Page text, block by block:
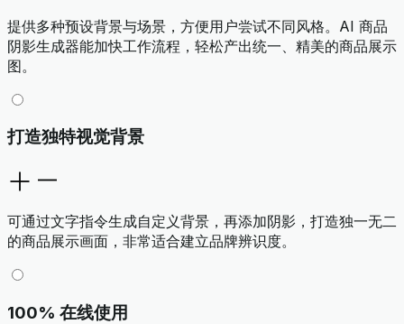
提供多种预设背景与场景，方便用户尝试不同风格。AI 商品
阴影生成器能加快工作流程，轻松产出统一、精美的商品展示
图。
打造独特视觉背景
可通过文字指令生成自定义背景，再添加阴影，打造独一无二
的商品展示画面，非常适合建立品牌辨识度。
100% 在线使用